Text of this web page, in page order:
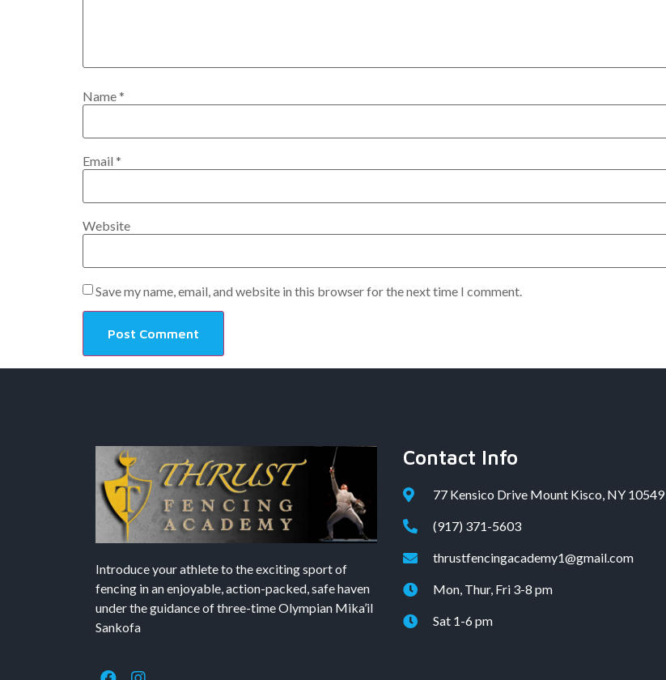
Name*
Email *
Website
Save my name, email, and website in this browser for the next time I comment.
Introduce your athlete to the exciting sport of
fencing in an enjoyable, action-packed, safe haven
under the guidance of three-time Olympian Mika’il
Sankofa
Contact Info
77 Kensico Drive Mount Kisco, NY 10549
(917) 371-5603
thrustfencingacademy1@gmail.com
Mon, Thur, Fri 3-8 pm
Sat 1-6 pm